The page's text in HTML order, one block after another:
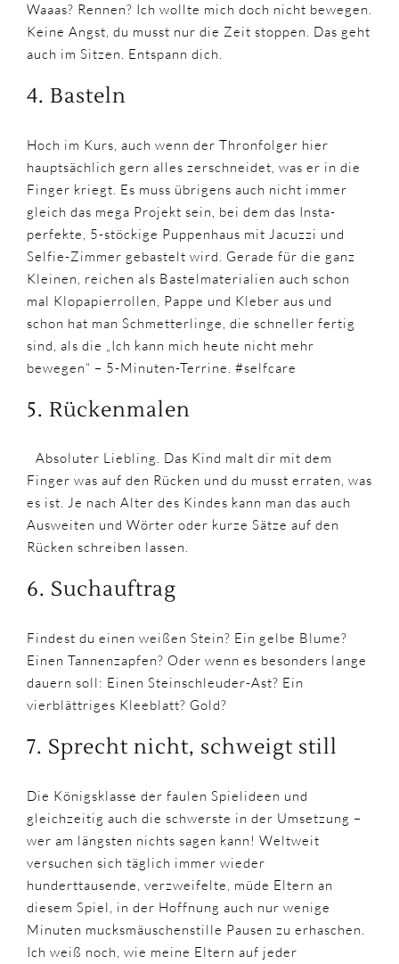
Waaas? Rennen? Ich wollte mich doch nicht bewegen.
Keine Angst, du musst nur die Zeit stoppen. Das geht
auch im Sitzen. Entspann dich.
4. Basteln
Hoch im Kurs, auch wenn der Thronfolger hier
hauptsächlich gern alles zerschneidet, was er in die
Finger kriegt. Es muss übrigens auch nicht immer
gleich das mega Projekt sein, bei dem das Insta-
perfekte, 5-stöckige Puppenhaus mit Jacuzzi und
Selfie-Zimmer gebastelt wird. Gerade für die ganz
Kleinen, reichen als Bastelmaterialien auch schon
mal Klopapierrollen, Pappe und Kleber aus und
schon hat man Schmetterlinge, die schneller fertig
sind, als die „Ich kann mich heute nicht mehr
bewegen“ – 5-Minuten-Terrine. #selfcare
5. Rückenmalen
Absoluter Liebling. Das Kind malt dir mit dem
Finger was auf den Rücken und du musst erraten, was
es ist. Je nach Alter des Kindes kann man das auch
Ausweiten und Wörter oder kurze Sätze auf den
Rücken schreiben lassen.
6. Suchauftrag
Findest du einen weißen Stein? Ein gelbe Blume?
Einen Tannenzapfen? Oder wenn es besonders lange
dauern soll: Einen Steinschleuder-Ast? Ein
vierblättriges Kleeblatt? Gold?
7. Sprecht nicht, schweigt still
Die Königsklasse der faulen Spielideen und
gleichzeitig auch die schwerste in der Umsetzung –
wer am längsten nichts sagen kann! Weltweit
versuchen sich täglich immer wieder
hunderttausende, verzweifelte, müde Eltern an
diesem Spiel, in der Hoffnung auch nur wenige
Minuten mucksmäuschenstille Pausen zu erhaschen.
Ich weiß noch, wie meine Eltern auf jeder